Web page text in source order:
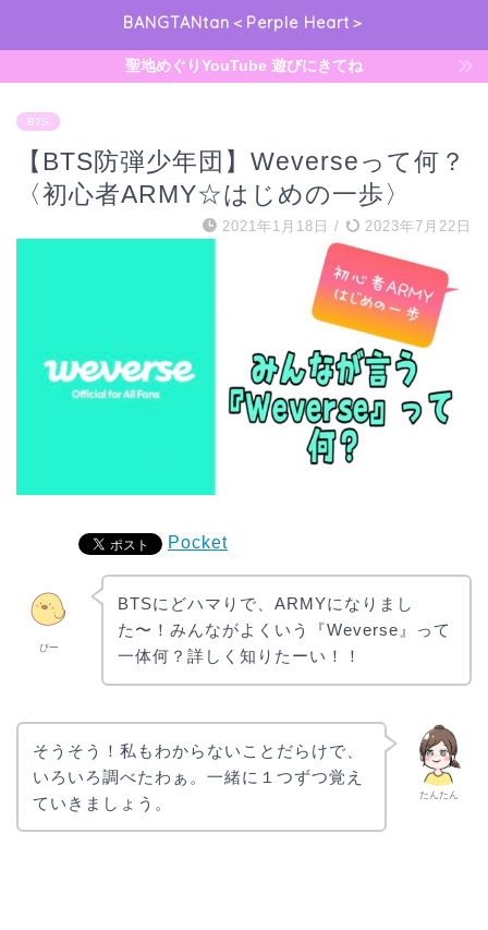
BANGTANtan＜Perple Heart＞
聖地めぐりYouTube 遊びにきてね
BTS
【BTS防弾少年団】Weverseって何？
〈初心者ARMY☆はじめの一歩〉
2021年1月18日 / 2023年7月22日
Pocket
ぴー
BTSにどハマりで、ARMYになりまし
た〜！みんながよくいう『Weverse』って
一体何？詳しく知りたーい！！
たんたん
そうそう！私もわからないことだらけで、
いろいろ調べたわぁ。一緒に１つずつ覚え
ていきましょう。